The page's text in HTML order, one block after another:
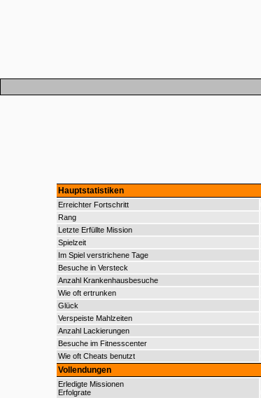
Hauptstatistiken
Erreichter Fortschritt
Rang
Letzte Erfüllte Mission
Spielzeit
Im Spiel verstrichene Tage
Besuche in Versteck
Anzahl Krankenhausbesuche
Wie oft ertrunken
Glück
Verspeiste Mahlzeiten
Anzahl Lackierungen
Besuche im Fitnesscenter
Wie oft Cheats benutzt
Vollendungen
Erledigte Missionen
Erfolgrate